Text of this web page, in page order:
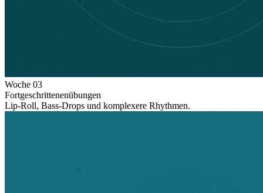
Woche 03
Fortgeschrittenenübungen
Lip-Roll, Bass-Drops und komplexere Rhythmen.